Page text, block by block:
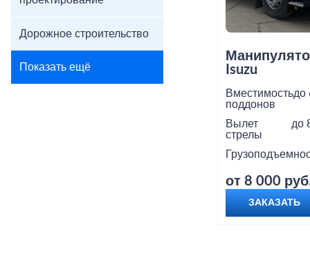
Дорожное строительство
Показать ещё
Isuzu
Вместимость
поддонов
до
Вылет
стрелы
до
от 8 000
ЗАКАЗАТЬ